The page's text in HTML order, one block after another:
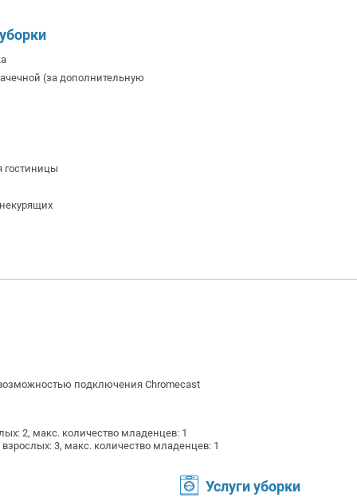
(за дополнительную
гостиницы
подключения Chromecast
2, макс. количество младенцев: 1
3, макс. количество младенцев: 1
Услуги уборки